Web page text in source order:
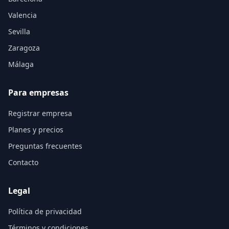
Valencia
Sevilla
Zaragoza
Málaga
Para empresas
Registrar empresa
Planes y precios
Preguntas frecuentes
Contacto
Legal
Política de privacidad